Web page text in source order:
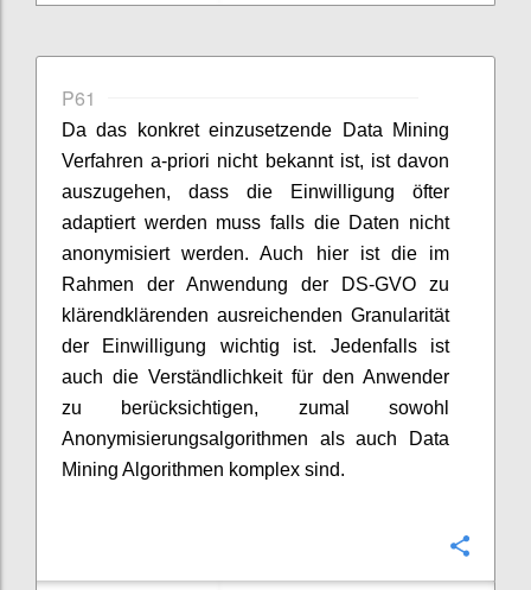
P61
Da das konkret einzusetzende Data Mining
Verfahren a-priori nicht bekannt ist, ist davon
auszugehen, dass die Einwilligung öfter
adaptiert werden muss falls die Daten nicht
anonymisiert werden. Auch hier ist die im
Rahmen der Anwendung der DS-GVO zu
klärendklärenden ausreichenden Granularität
der Einwilligung wichtig ist. Jedenfalls ist
auch die Verständlichkeit für den Anwender
zu berücksichtigen, zumal sowohl
Anonymisierungsalgorithmen als auch Data
Mining Algorithmen komplex sind.